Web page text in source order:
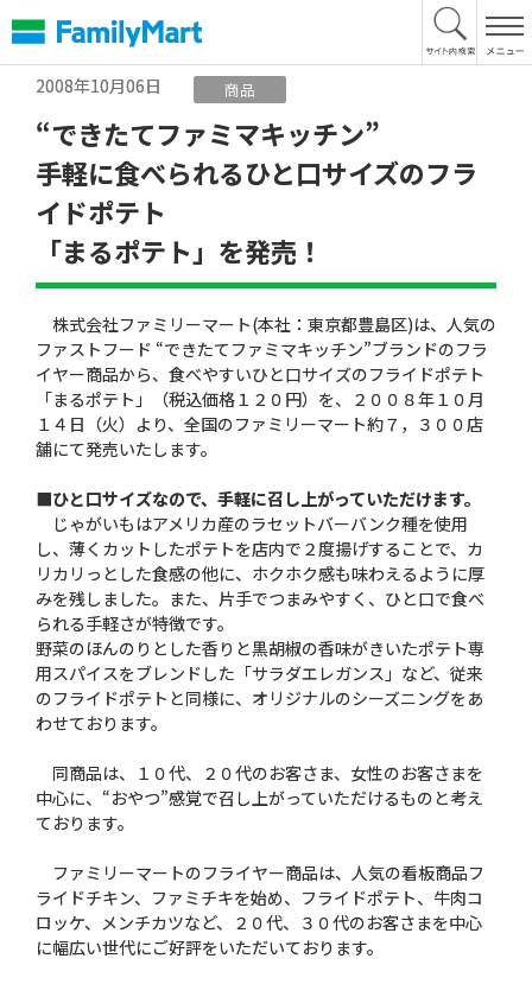
文
へ
2008年10月06日
商品
“できたてファミマキッチン”
手軽に食べられるひと口サイズのフラ
イドポテト
「まるポテト」を発売！
株式会社ファミリーマート(本社：東京都豊島区)は、人気の
ファストフード “できたてファミマキッチン”ブランドのフラ
イヤー商品から、食べやすいひと口サイズのフライドポテト
「まるポテト」（税込価格１２０円）を、２００８年１０月
１４日（火）より、全国のファミリーマート約７，３００店
舗にて発売いたします。
■ひと口サイズなので、手軽に召し上がっていただけます。
じゃがいもはアメリカ産のラセットバーバンク種を使用
し、薄くカットしたポテトを店内で２度揚げすることで、カ
リカリっとした食感の他に、ホクホク感も味わえるように厚
みを残しました。また、片手でつまみやすく、ひと口で食べ
られる手軽さが特徴です。
野菜のほんのりとした香りと黒胡椒の香味がきいたポテト専
用スパイスをブレンドした「サラダエレガンス」など、従来
のフライドポテトと同様に、オリジナルのシーズニングをあ
わせております。
同商品は、１０代、２０代のお客さま、女性のお客さまを
中心に、“おやつ”感覚で召し上がっていただけるものと考え
ております。
ファミリーマートのフライヤー商品は、人気の看板商品フ
ライドチキン、ファミチキを始め、フライドポテト、牛肉コ
ロッケ、メンチカツなど、２０代、３０代のお客さまを中心
に幅広い世代にご好評をいただいております。